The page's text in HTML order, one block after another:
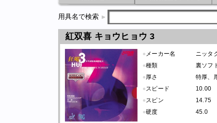
用具名で検索
紅双喜 キョウヒョウ 3
● メーカー名
ニッタ
●種類
裏ソフ
●厚さ
特厚、
●スピード
10.00
●スピン
14.75
●硬度 45.0